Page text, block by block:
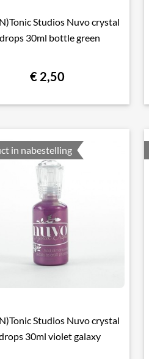
 Snel bekijken
Studios Nuvo crystal
30ml bottle green
€ 2,50
in nabestelling
 Snel bekijken
Studios Nuvo crystal
30ml violet galaxy